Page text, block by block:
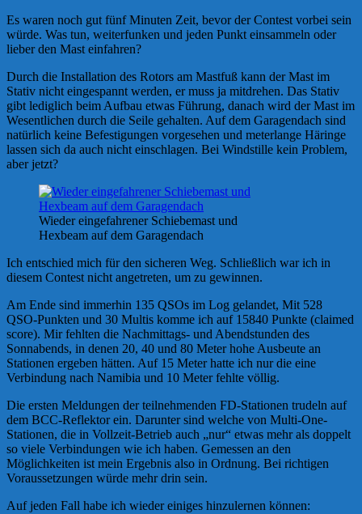
Es waren noch gut fünf Minuten Zeit, bevor der Contest vorbei sein
würde. Was tun, weiterfunken und jeden Punkt einsammeln oder
lieber den Mast einfahren?
Durch die Installation des Rotors am Mastfuß kann der Mast im
Stativ nicht eingespannt werden, er muss ja mitdrehen. Das Stativ
gibt lediglich beim Aufbau etwas Führung, danach wird der Mast im
Wesentlichen durch die Seile gehalten. Auf dem Garagendach sind
natürlich keine Befestigungen vorgesehen und meterlange Häringe
lassen sich da auch nicht einschlagen. Bei Windstille kein Problem,
aber jetzt?
Wieder eingefahrener Schiebemast und
Hexbeam auf dem Garagendach
Ich entschied mich für den sicheren Weg. Schließlich war ich in
diesem Contest nicht angetreten, um zu gewinnen.
Am Ende sind immerhin 135 QSOs im Log gelandet, Mit 528
QSO-Punkten und 30 Multis komme ich auf 15840 Punkte (claimed
score). Mir fehlten die Nachmittags- und Abendstunden des
Sonnabends, in denen 20, 40 und 80 Meter hohe Ausbeute an
Stationen ergeben hätten. Auf 15 Meter hatte ich nur die eine
Verbindung nach Namibia und 10 Meter fehlte völlig.
Die ersten Meldungen der teilnehmenden FD-Stationen trudeln auf
dem BCC-Reflektor ein. Darunter sind welche von Multi-One-
Stationen, die in Vollzeit-Betrieb auch „nur“ etwas mehr als doppelt
so viele Verbindungen wie ich haben. Gemessen an den
Möglichkeiten ist mein Ergebnis also in Ordnung. Bei richtigen
Voraussetzungen würde mehr drin sein.
Auf jeden Fall habe ich wieder einiges hinzulernen können: